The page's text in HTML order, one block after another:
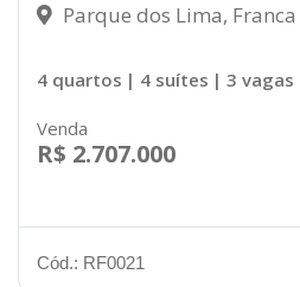
Parque dos Lima, Franca
4 quartos | 4 suítes | 3 vagas
Venda
R$ 2.707.000
Cód.: RF0021